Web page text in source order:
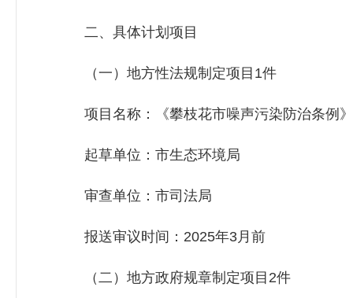
二、具体计划项目
（一）地方性法规制定项目1件
项目名称：《攀枝花市噪声污染防治条例》
起草单位：市生态环境局
审查单位：市司法局
报送审议时间：2025年3月前
（二）地方政府规章制定项目2件